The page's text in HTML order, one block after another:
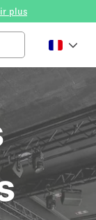
plus